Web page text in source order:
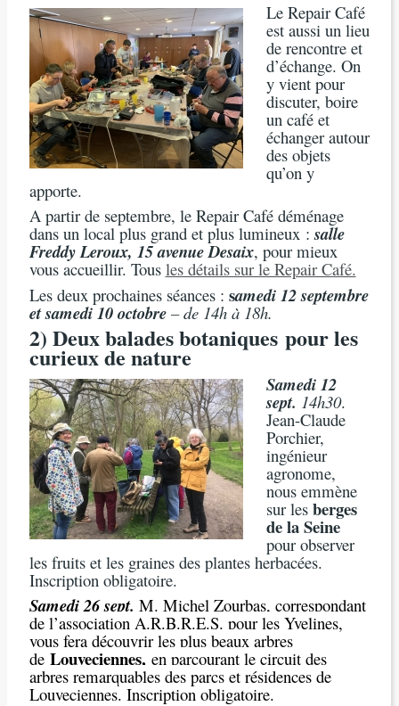
Le Repair Café
est aussi un lieu
de rencontre et
d’échange. On
y vient pour
discuter, boire
un café et
échanger autour
des objets
qu’on y
apporte.
A partir de septembre, le Repair Café déménage
dans un local plus grand et plus lumineux :salle
Freddy Leroux, 15 avenue Desaix, pour mieux
vous accueillir. Tous les détails sur le Repair Café.
Les deux prochaines séances : samedi 12 septembre
et samedi 10 octobre– de 14h à 18h.
2) Deux balades botaniques pour les
curieux de nature
Samedi 12
sept. 14h30.
Jean-Claude
Porchier,
ingénieur
agronome,
nous emmène
sur les berges
de la Seine
pour observer
les fruits et les graines des plantes herbacées.
Inscription obligatoire.
Samedi 26sept. M. Michel Zourbas, correspondant
de l’association A.R.B.R.E.S. pour les Yvelines,
vous fera découvrir les plus beaux arbres
de Louveciennes, en parcourant le circuit des
arbres remarquables des parcs et résidences de
Louveciennes. Inscription obligatoire.